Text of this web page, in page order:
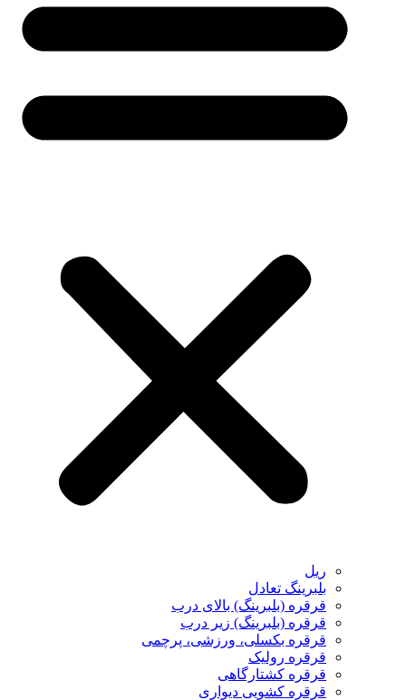
ریل
بلبرینگ تعادل
قرقره (بلبرینگ) بالای درب
قرقره (بلبرینگ) زیر درب
قرقره بکسلی، ورزشی، پرچمی
قرقره رولیک
قرقره کشتارگاهی
قرقره کشویی دیواری